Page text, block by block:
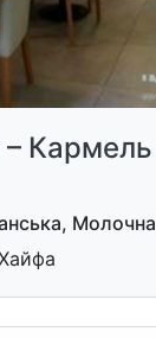
Кармель
Молочна